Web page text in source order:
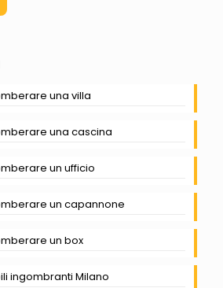
una villa
una cascina
un ufficio
un capannone
un box
ingombranti Milano